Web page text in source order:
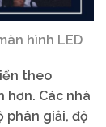
hình LED
theo
hơn. Các nhà
phân giải, độ